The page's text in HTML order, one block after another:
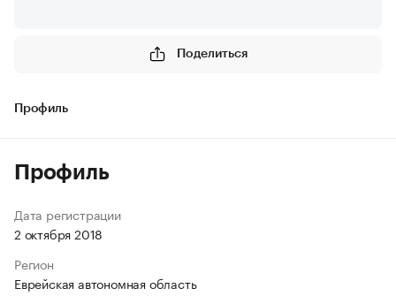
Поделиться
Профиль
Профиль
Дата регистрации
2 октября 2018
Регион
Еврейская автономная область